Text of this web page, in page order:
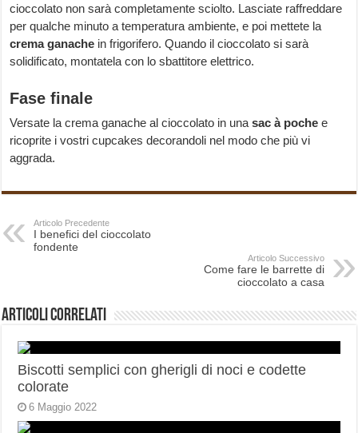
cioccolato non sarà completamente sciolto. Lasciate raffreddare
per qualche minuto a temperatura ambiente, e poi mettete la
crema ganache in frigorifero. Quando il cioccolato si sarà
solidificato, montatela con lo sbattitore elettrico.
Fase finale
Versate la crema ganache al cioccolato in una sac à poche e
ricoprite i vostri cupcakes decorandoli nel modo che più vi
aggrada.
Articolo Precedente
I benefici del cioccolato
fondente
Articolo Successivo
Come fare le barrette di
cioccolato a casa
Articoli correlati
Biscotti semplici con gherigli di noci e codette
colorate
6 Maggio 2022